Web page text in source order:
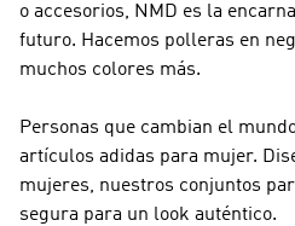
o accesorios, NMD es la
futuro. Hacemos polleras en
muchos colores más.
Personas que cambian el
artículos adidas para mujer.
mujeres, nuestros conjuntos
segura para un look auténtico.